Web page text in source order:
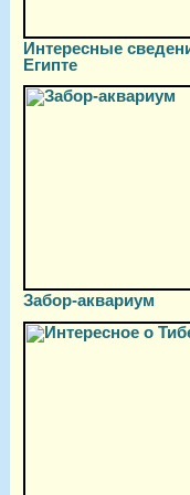
Интересные
Египте
Забор-аквариум